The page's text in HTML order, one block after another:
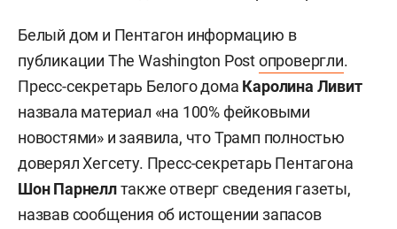
Белый дом и Пентагон информацию в
публикации The Washington Postопровергли.
Пресс-секретарь Белого дома Каролина Ливит
назвала материал «на 100% фейковыми
новостями» и заявила, что Трамп полностью
доверял Хегсету. Пресс-секретарь Пентагона
Шон Парнеллтакже отверг сведения газеты,
назвав сообщения об истощении запасов